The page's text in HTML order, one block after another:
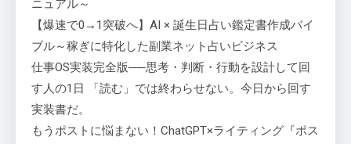
ニュアル～
【爆速で0→1突破へ】AI × 誕生日占い鑑定書作成バイ
ブル～稼ぎに特化した副業ネット占いビジネス
仕事OS実装完全版──思考・判断・行動を設計して回
す人の1日 「読む」では終わらせない。今日から回す
実装書だ。
もうポストに悩まない！ChatGPT×ライティング『ポス